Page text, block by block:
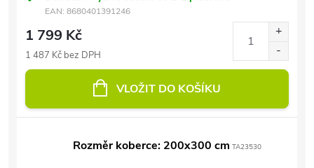
EAN: 8680401391246
1 799 Kč
1 487 Kč bez DPH
VLOŽIT DO KOŠÍKU
Rozměr koberce: 200x300 cm TA23530